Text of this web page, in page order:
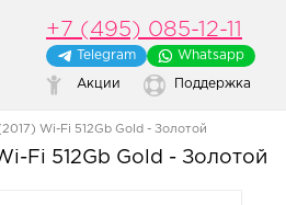
+7 (495) 085-12-11
Telegram Whatsapp
Акции Поддержка
Wi-Fi 512Gb Gold - Золотой
Fi 512Gb Gold - Золотой